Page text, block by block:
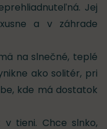
Jej
a v záhrade
na slnečné, teplé
ako solitér, pri
kde má dostatok
tieni. Chce slnko,